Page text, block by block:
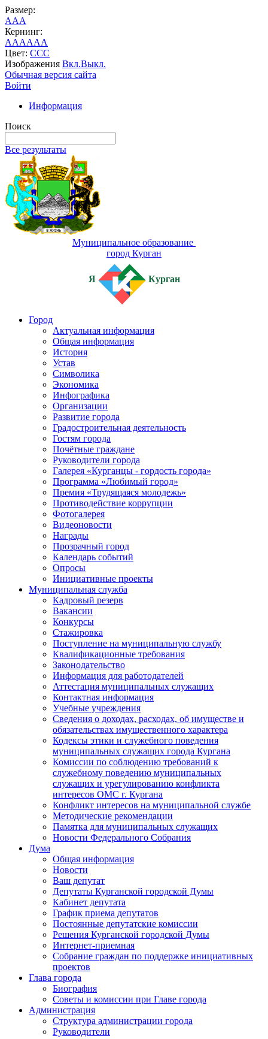
Размер:
AAA
Кернинг:
AAAAAA
Цвет: CCC
Изображения Вкл.Выкл.
Обычная версия сайта
Войти
Информация
Поиск
Все результаты
Муниципальное образование
город Курган
Я Курган
Город
Актуальная информация
Общая информация
История
Устав
Символика
Экономика
Инфографика
Организации
Развитие города
Градостроительная деятельность
Гостям города
Почётные граждане
Руководители города
Галерея «Курганцы - гордость города»
Программа «Любимый город»
Премия «Трудящаяся молодежь»
Противодействие коррупции
Фотогалерея
Видеоновости
Награды
Прозрачный город
Календарь событий
Опросы
Инициативные проекты
Муниципальная служба
Кадровый резерв
Вакансии
Конкурсы
Стажировка
Поступление на муниципальную службу
Квалификационные требования
Законодательство
Информация для работодателей
Аттестация муниципальных служащих
Контактная информация
Учебные учреждения
Сведения о доходах, расходах, об имуществе и
обязательствах имущественного характера
Кодексы этики и служебного поведения
муниципальных служащих города Кургана
Комиссии по соблюдению требований к
служебному поведению муниципальных
служащих и урегулированию конфликта
интересов ОМС г. Кургана
Конфликт интересов на муниципальной службе
Методические рекомендации
Памятка для муниципальных служащих
Новости Федерального Cобрания
Дума
Общая информация
Новости
Ваш депутат
Депутаты Курганской городской Думы
Кабинет депутата
График приема депутатов
Постоянные депутатские комиссии
Решения Курганской городской Думы
Интернет-приемная
Собрание граждан по поддержке инициативных
проектов
Глава города
Биография
Советы и комиссии при Главе города
Администрация
Структура администрации города
Руководители